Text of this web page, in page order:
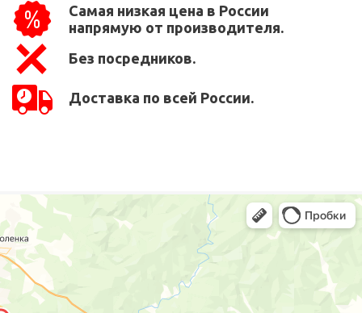
Самая низкая цена в России
напрямую от производителя.
Без посредников.
Доставка по всей России.